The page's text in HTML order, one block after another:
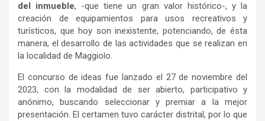
del inmueble, -que tiene un gran valor histórico-, y la
creación de equipamientos para usos recreativos y
turísticos, que hoy son inexistente, potenciando, de ésta
manera, el desarrollo de las actividades que se realizan en
la localidad de Maggiolo.
El concurso de ideas fue lanzado el 27 de noviembre del
2023, con la modalidad de ser abierto, participativo y
anónimo, buscando seleccionar y premiar a la mejor
presentación. El certamen tuvo carácter distrital, por lo que